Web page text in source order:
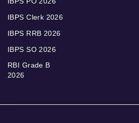
IBPS Clerk 2026
IBPS RRB 2026
IBPS SO 2026
RBI Grade B
2026